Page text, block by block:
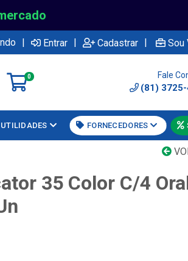
| Entrar | Cadastrar | Sou
0 Fale
(81)
UTILIDADES FORNECEDORES
35 Color C/4